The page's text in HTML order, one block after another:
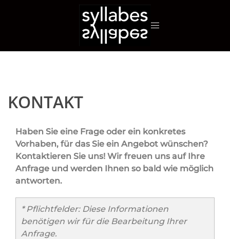
KONTAKT
Haben Sie eine Frage oder ein konkretes
Vorhaben, für das Sie ein Angebot wünschen?
Kontaktieren Sie uns! Wir freuen uns auf Ihre
Anfrage und werden Ihnen so bald wie möglich
antworten.
* Pflichtfelder: Diese Informationen
benötigen wir für die Bearbeitung Ihrer
Anfrage.